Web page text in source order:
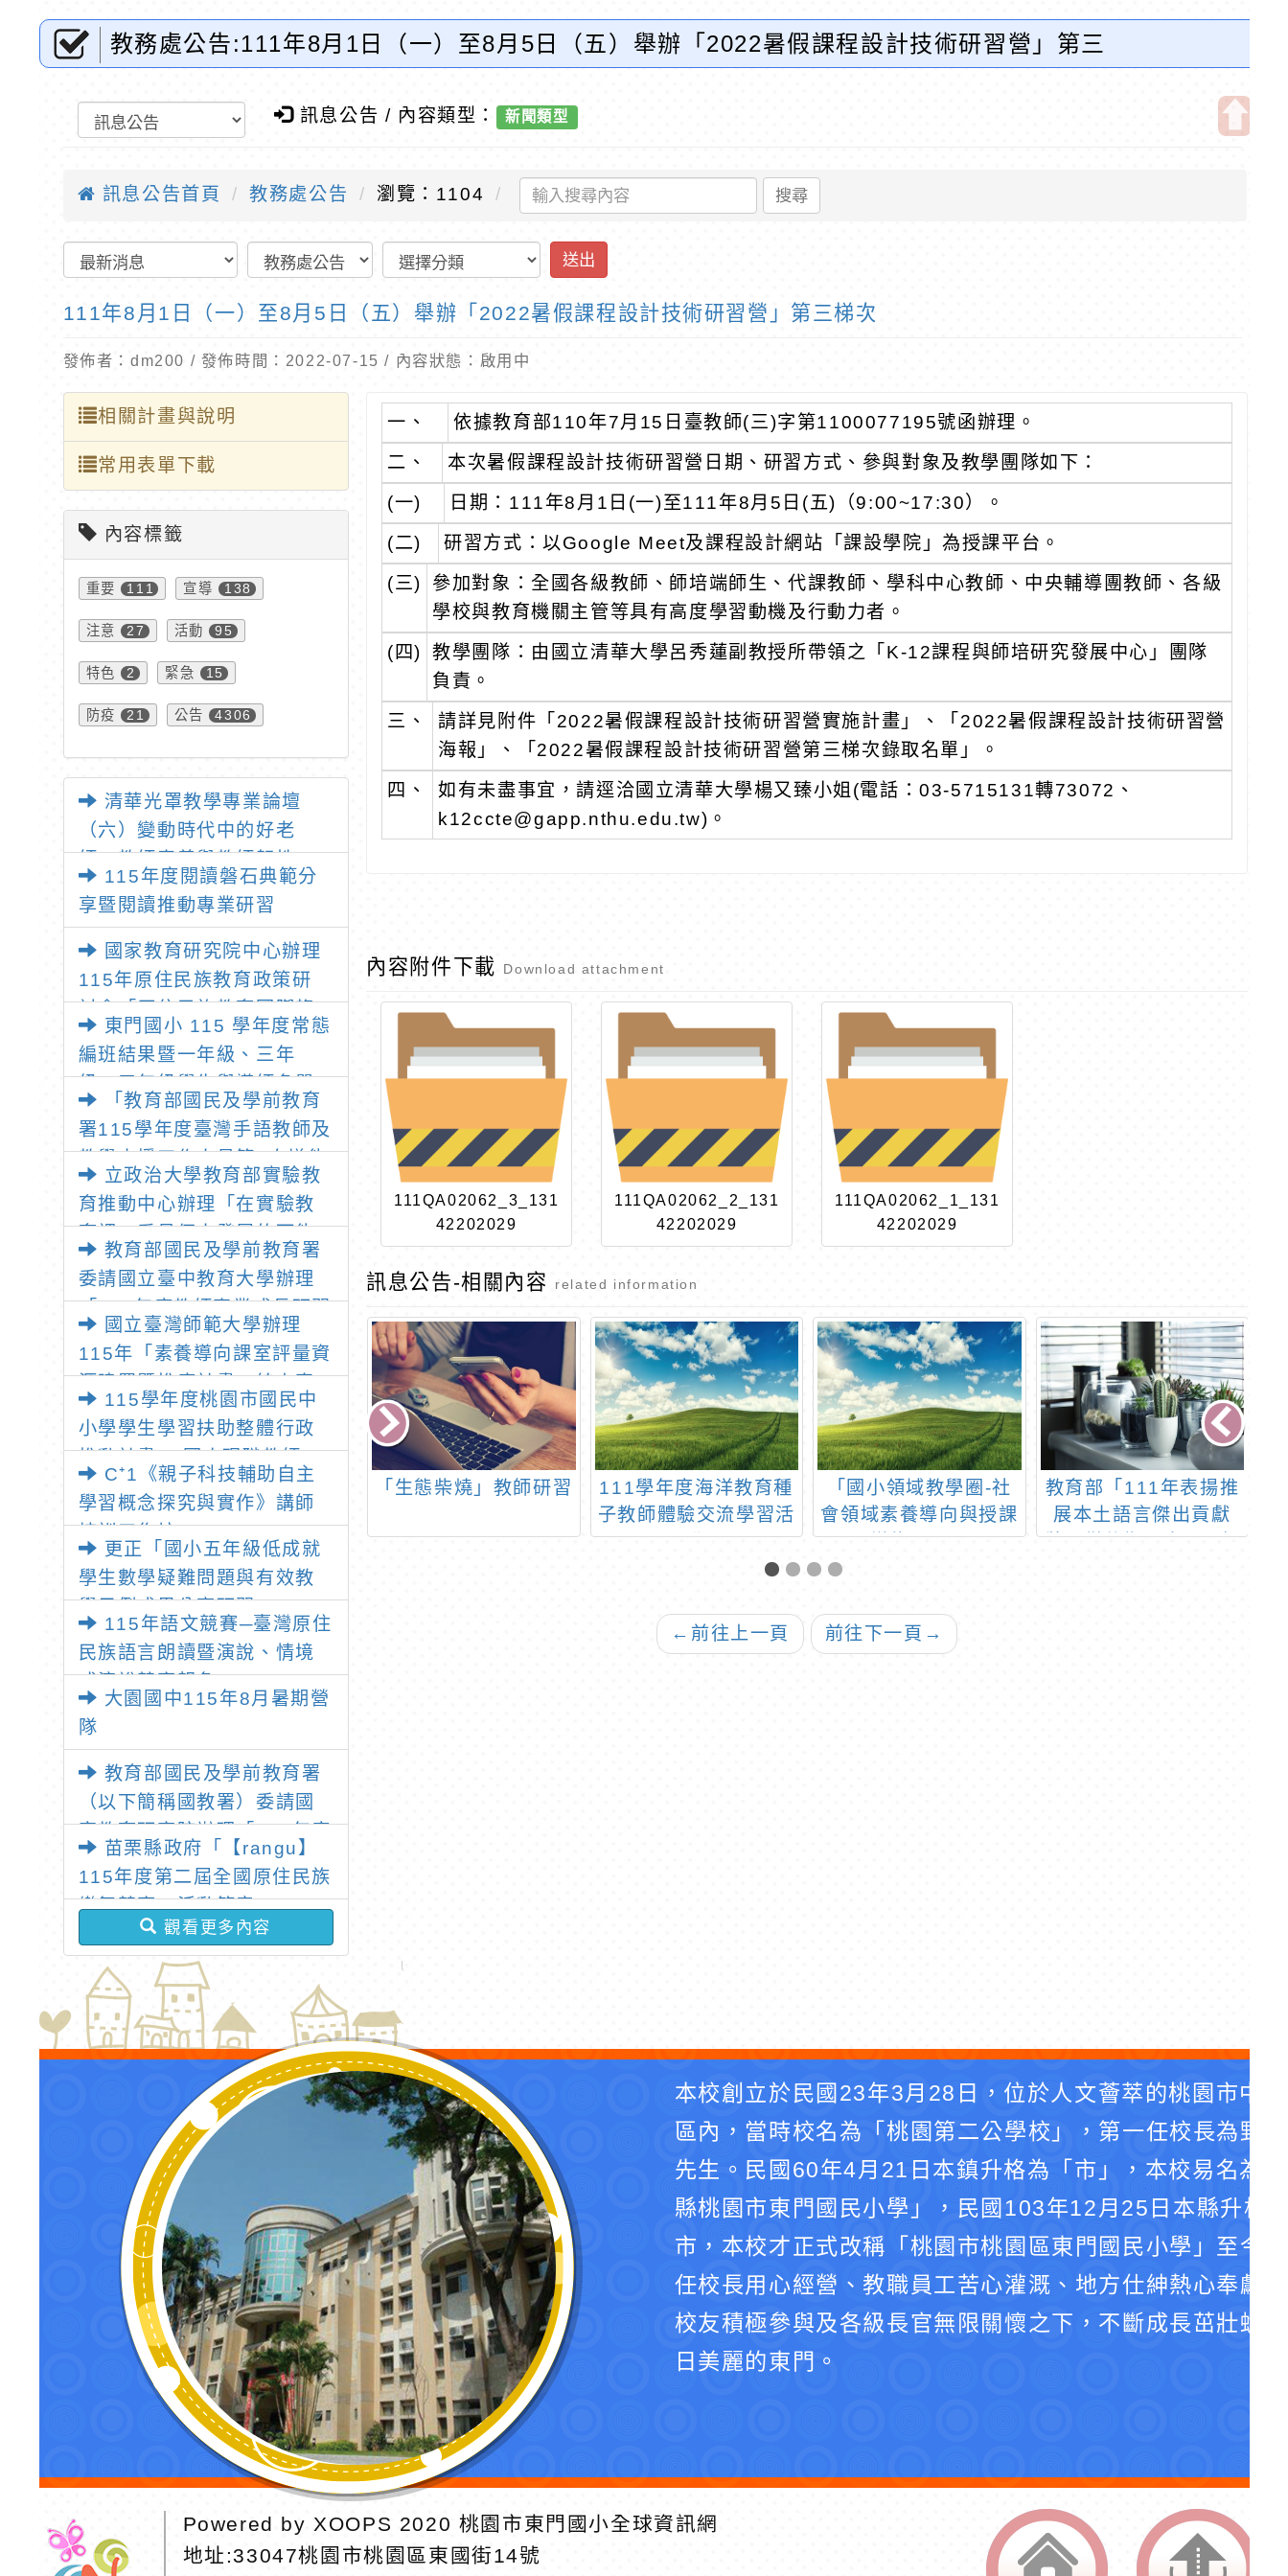
教務處公告:111年8月1日（一）至8月5日（五）舉辦「2022暑假課程設計技術研習營」第三
訊息公告 / 內容類型： 新聞類型
訊息公告首頁 教務處公告 瀏覽：1104 搜尋
送出
111年8月1日（一）至8月5日（五）舉辦「2022暑假課程設計技術研習營」第三梯次
發佈者：dm200 / 發佈時間：2022-07-15 / 內容狀態：啟用中
相關計畫與說明
常用表單下載
內容標籤
重要 111 宣導 138
注意 27 活動 95
特色 2 緊急 15
防疫 21 公告 4306
清華光罩教學專業論壇
（六）變動時代中的好老
師：教師素養與教師韌性
115年度閱讀磐石典範分
享暨閱讀推動專業研習
國家教育研究院中心辦理
115年原住民族教育政策研
討會「原住民族教育國際趨
勢與發展」
東門國小 115 學年度常態
編班結果暨一年級、三年
級、五年級學生與導師名單
「教育部國民及學前教育
署115學年度臺灣手語教師及
教學支援工作人員第1次增能
暨回訓研習實施計畫」1份
立政治大學教育部實驗教
育推動中心辦理「在實驗教
育裡，看見個人發展的可能
性」推廣講座
教育部國民及學前教育署
委請國立臺中教育大學辦理
「115年度教師專業成長研習
—「夢的N次方」實踐家論壇
（中區臺中場）」
國立臺灣師範大學辦理
115年「素養導向課室評量資
源建置暨推廣計畫」線上專
題講座之報名資訊
115學年度桃園市國民中
小學學生學習扶助整體行政
推動計畫 —國小現職教師8
小時認證研習
C⁺1《親子科技輔助自主
學習概念探究與實作》講師
培訓工作坊
更正「國小五年級低成就
學生數學疑難問題與有效教
學示例成果分享研習」
115年語文競賽─臺灣原住
民族語言朗讀暨演說、情境
式演說競賽報名
大園國中115年8月暑期營
隊
教育部國民及學前教育署
（以下簡稱國教署）委請國
家教育研究院辦理「115年度
教學基地學校各領域教師暑
假共同備課研習」
苗栗縣政府「【rangu】
115年度第二屆全國原住民族
樂舞競賽」活動簡章
觀看更多內容
一、
依據教育部110年7月15日臺教師(三)字第1100077195號函辦理。
二、
本次暑假課程設計技術研習營日期、研習方式、參與對象及教學團隊如下：
(一)
日期：111年8月1日(一)至111年8月5日(五)（9:00~17:30）。
(二)
研習方式：以Google Meet及課程設計網站「課設學院」為授課平台。
(三)
參加對象：全國各級教師、師培端師生、代課教師、學科中心教師、中央輔導團教師、各級
學校與教育機關主管等具有高度學習動機及行動力者。
(四)
教學團隊：由國立清華大學呂秀蓮副教授所帶領之「K-12課程與師培研究發展中心」團隊
負責。
三、
請詳見附件「2022暑假課程設計技術研習營實施計畫」、「2022暑假課程設計技術研習營
海報」、「2022暑假課程設計技術研習營第三梯次錄取名單」。
四、
如有未盡事宜，請逕洽國立清華大學楊又臻小姐(電話：03-5715131轉73072、
k12ccte@gapp.nthu.edu.tw)。
內容附件下載 Download attachment
111QA02062_3_131
42202029
111QA02062_2_131
42202029
111QA02062_1_131
42202029
訊息公告-相關內容 related information
法」應用程式
請鼓勵於教育
具下載使用
「修正後桃園市114學
年度國小全英語教學核
心素養導向優良教案徵
選計畫」
「生態柴燒」教師研習
111學年度海洋教育種
子教師體驗交流學習活
動
「國小領域教學圈-社
會領域素養導向與授課
增能研習」
教育部「111年表揚推
展本土語言傑出貢獻
獎」徵件期間自110年
← 前往上一頁 前往下一頁 →
本校創立於民國23年3月28日，位於人文薈萃的桃園市中
區內，當時校名為「桃園第二公學校」，第一任校長為野
先生。民國60年4月21日本鎮升格為「市」，本校易名為
縣桃園市東門國民小學」，民國103年12月25日本縣升格
市，本校才正式改稱「桃園市桃園區東門國民小學」至今
任校長用心經營、教職員工苦心灌溉、地方仕紳熱心奉獻
校友積極參與及各級長官無限關懷之下，不斷成長茁壯蛻
日美麗的東門。
Powered by XOOPS 2020 桃園市東門國小全球資訊網
地址:33047桃園市桃園區東國街14號